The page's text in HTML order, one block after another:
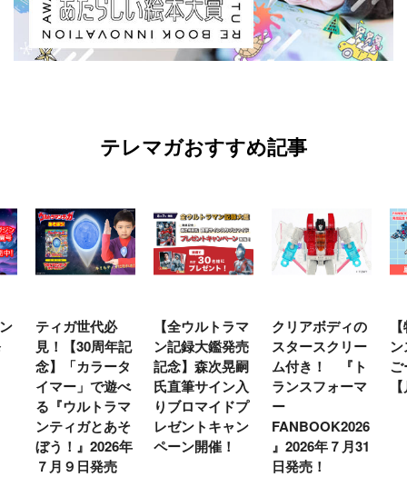
テレマガおすすめ記事
ティガ世代必
見！【30周年記
念】「カラータ
イマー」で遊べ
る『ウルトラマ
ンティガとあそ
ぼう！』2026年
７月９日発売
【全ウルトラマ
ン記録大鑑発売
記念】森次晃嗣
氏直筆サイン入
りブロマイドプ
レゼントキャン
ペーン開催！
クリアボディの
スタースクリー
ム付き！ 『ト
ランスフォーマ
ー
FANBOOK2026
』2026年７月31
日発売！